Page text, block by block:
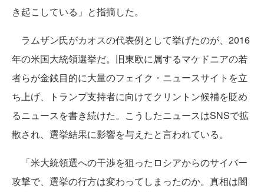
き起こしている」と指摘した。
ラムザン氏がカオスの代表例として挙げたのが、2016
年の米国大統領選挙だ。旧東欧に属するマケドニアの若
者らが金銭目的に大量のフェイク・ニュースサイトを立
ち上げ、トランプ支持者に向けてクリントン候補を貶め
るニュースを書き続けた。こうしたニュースはSNSで拡
散され、選挙結果に影響を与えたと言われている。
「米大統領選への干渉を狙ったロシアからのサイバー
攻撃で、選挙の行方は変わってしまったのか。真相は闇